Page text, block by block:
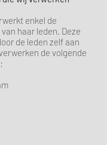
enkel de
haar leden. Deze
de leden zelf aan
de volgende